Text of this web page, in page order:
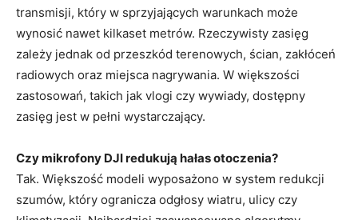
transmisji, który w sprzyjających warunkach może
wynosić nawet kilkaset metrów. Rzeczywisty zasięg
zależy jednak od przeszkód terenowych, ścian, zakłóceń
radiowych oraz miejsca nagrywania. W większości
zastosowań, takich jak vlogi czy wywiady, dostępny
zasięg jest w pełni wystarczający.
Czy mikrofony DJI redukują hałas otoczenia?
Tak. Większość modeli wyposażono w system redukcji
szumów, który ogranicza odgłosy wiatru, ulicy czy